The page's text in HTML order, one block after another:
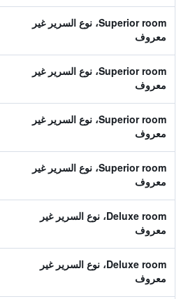
Superior room، نوع السرير غير
معروف
Superior room، نوع السرير غير
معروف
Superior room، نوع السرير غير
معروف
Superior room، نوع السرير غير
معروف
Deluxe room، نوع السرير غير
معروف
Deluxe room، نوع السرير غير
معروف